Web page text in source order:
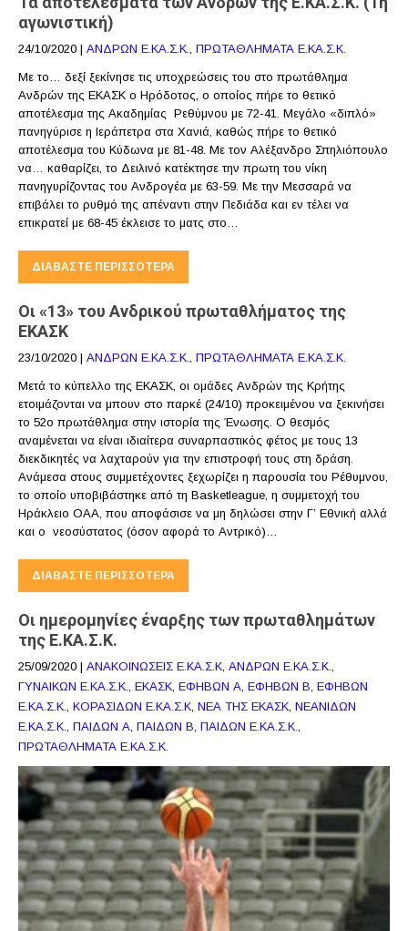
αγωνιστική)
24/10/2020 | ΑΝΔΡΩΝ Ε.ΚΑ.Σ.Κ., ΠΡΩΤΑΘΛΗΜΑΤΑ Ε.ΚΑ.Σ.Κ.
Με το… δεξί ξεκίνησε τις υποχρεώσεις του στο πρωτάθλημα
Ανδρών της ΕΚΑΣΚ ο Ηρόδοτος, ο οποίος πήρε το θετικό
αποτέλεσμα της Ακαδημίας Ρεθύμνου με 72-41. Μεγάλο «διπλό»
πανηγύρισε η Ιεράπετρα στα Χανιά, καθώς πήρε το θετικό
αποτέλεσμα του Κύδωνα με 81-48. Με τον Αλέξανδρο Σπηλιόπουλο
να… καθαρίζει, το Δειλινό κατέκτησε την πρωτη του νίκη
πανηγυρίζοντας του Ανδρογέα με 63-59. Με την Μεσσαρά να
επιβάλει το ρυθμό της απέναντι στην Πεδιάδα και εν τέλει να
επικρατεί με 68-45 έκλεισε το ματς στο…
ΔΙΑΒΆΣΤΕ ΠΕΡΙΣΣΌΤΕΡΑ
Οι «13» του Ανδρικού πρωταθλήματος της
ΕΚΑΣΚ
23/10/2020 | ΑΝΔΡΩΝ Ε.ΚΑ.Σ.Κ., ΠΡΩΤΑΘΛΗΜΑΤΑ Ε.ΚΑ.Σ.Κ.
Μετά το κύπελλο της ΕΚΑΣΚ, οι ομάδες Ανδρών της Κρήτης
ετοιμάζονται να μπουν στο παρκέ (24/10) προκειμένου να ξεκινήσει
το 52ο πρωτάθλημα στην ιστορία της Ένωσης. Ο θεσμός
αναμένεται να είναι ιδιαίτερα συναρπαστικός φέτος με τους 13
διεκδικητές να λαχταρούν για την επιστροφή τους στη δράση.
Ανάμεσα στους συμμετέχοντες ξεχωρίζει η παρουσία του Ρέθυμνου,
το οποίο υποβιβάστηκε από τη Basketleague, η συμμετοχή του
Ηράκλειο ΟΑΑ, που αποφάσισε να μη δηλώσει στην Γ’ Εθνική αλλά
και ο νεοσύστατος (όσον αφορά το Αντρικό)…
ΔΙΑΒΆΣΤΕ ΠΕΡΙΣΣΌΤΕΡΑ
Οι ημερομηνίες έναρξης των πρωταθλημάτων
της Ε.ΚΑ.Σ.Κ.
25/09/2020 | ΑΝΑΚΟΙΝΩΣΕΙΣ Ε.ΚΑ.Σ.Κ, ΑΝΔΡΩΝ Ε.ΚΑ.Σ.Κ.,
ΓΥΝΑΙΚΩΝ Ε.ΚΑ.Σ.Κ., ΕΚΑΣΚ, ΕΦΗΒΩΝ Α, ΕΦΗΒΩΝ Β, ΕΦΗΒΩΝ
Ε.ΚΑ.Σ.Κ., ΚΟΡΑΣΙΔΩΝ Ε.ΚΑ.Σ.Κ, ΝΕΑ ΤΗΣ ΕΚΑΣΚ, ΝΕΑΝΙΔΩΝ
Ε.ΚΑ.Σ.Κ., ΠΑΙΔΩΝ Α, ΠΑΙΔΩΝ Β, ΠΑΙΔΩΝ Ε.ΚΑ.Σ.Κ.,
ΠΡΩΤΑΘΛΗΜΑΤΑ Ε.ΚΑ.Σ.Κ.